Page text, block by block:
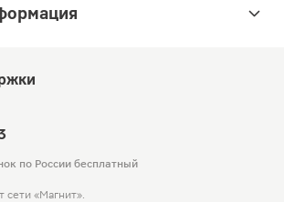
по России бесплатный
«Магнит».